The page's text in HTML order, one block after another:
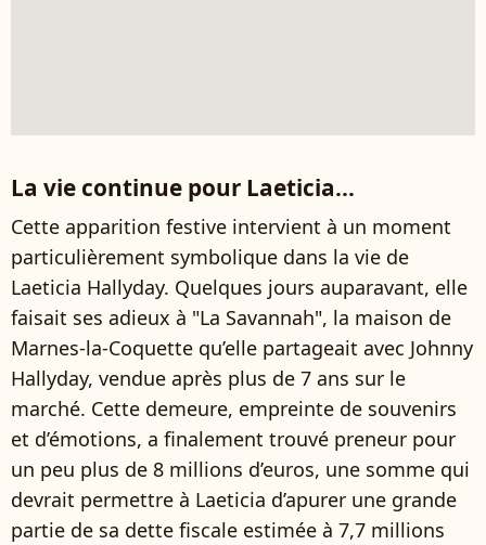
La vie continue pour Laeticia...
Cette apparition festive intervient à un moment
particulièrement symbolique dans la vie de
Laeticia Hallyday. Quelques jours auparavant, elle
faisait ses adieux à "La Savannah", la maison de
Marnes-la-Coquette qu’elle partageait avec Johnny
Hallyday, vendue après plus de 7 ans sur le
marché. Cette demeure, empreinte de souvenirs
et d’émotions, a finalement trouvé preneur pour
un peu plus de 8 millions d’euros, une somme qui
devrait permettre à Laeticia d’apurer une grande
partie de sa dette fiscale estimée à 7,7 millions